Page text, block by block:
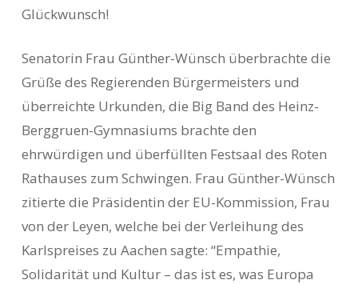
Glückwunsch!
Senatorin Frau Günther-Wünsch überbrachte die
Grüße des Regierenden Bürgermeisters und
überreichte Urkunden, die Big Band des Heinz-
Berggruen-Gymnasiums brachte den
ehrwürdigen und überfüllten Festsaal des Roten
Rathauses zum Schwingen. Frau Günther-Wünsch
zitierte die Präsidentin der EU-Kommission, Frau
von der Leyen, welche bei der Verleihung des
Karlspreises zu Aachen sagte: “Empathie,
Solidarität und Kultur – das ist es, was Europa